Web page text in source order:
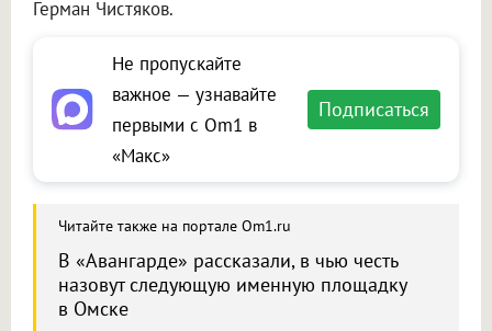
Герман Чистяков.
Не пропускайте
важное — узнавайте
первыми с Om1 в
«Макс»
Подписаться
Читайте также на портале Om1.ru
В «Авангарде» рассказали, в чью честь
назовут следующую именную площадку
в Омске